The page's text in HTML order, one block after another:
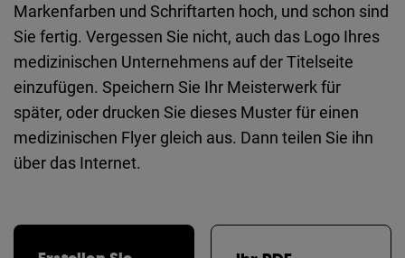
Markenfarben und Schriftarten hoch, und schon sind
Sie fertig. Vergessen Sie nicht, auch das Logo Ihres
medizinischen Unternehmens auf der Titelseite
einzufügen. Speichern Sie Ihr Meisterwerk für
später, oder drucken Sie dieses Muster für einen
medizinischen Flyer gleich aus. Dann teilen Sie ihn
über das Internet.